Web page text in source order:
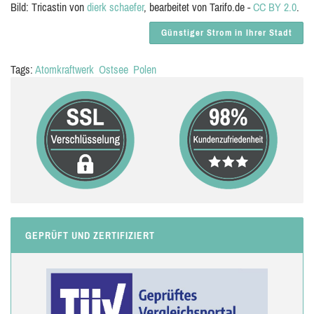
Bild: Tricastin von dierk schaefer, bearbeitet von Tarifo.de -CC BY 2.0.
Günstiger Strom in Ihrer Stadt
Tags: Atomkraftwerk Ostsee Polen
GEPRÜFT UND ZERTIFIZIERT